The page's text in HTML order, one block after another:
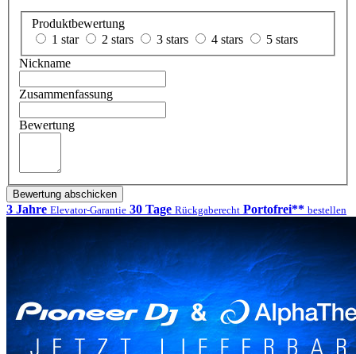
Produktbewertung
1 star
2 stars 3 stars 4 stars
5 stars
Nickname
Zusammenfassung
Bewertung
Bewertung abschicken
3 Jahre Elevator-Garantie 30 Tage Rückgaberecht Portofrei** bestellen